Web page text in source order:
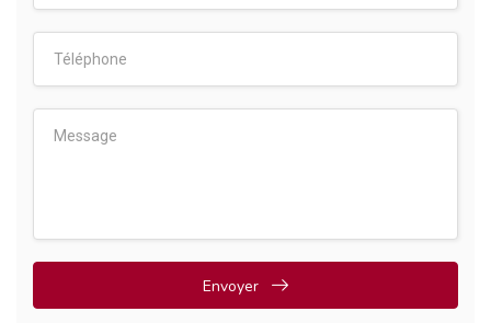
Envoyer